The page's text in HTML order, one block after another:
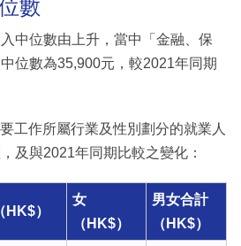
數
中位數由上升，當中「金融、保
位數為35,900元，較2021年同期
工作所屬行業及性別劃分的就業人
及與2021年同期比較之變化：
HK$）
女
（HK$）
男女合計
（HK$）